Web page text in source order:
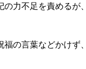
力不足を責めるが
の言葉などかけず